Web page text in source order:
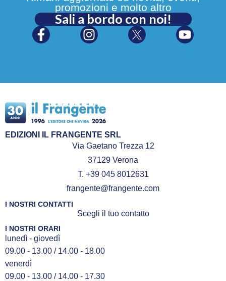
promozioni e molto altro
Sali a bordo con noi!
EDIZIONI IL FRANGENTE SRL
Via Gaetano Trezza 12
37129 Verona
T. +39 045 8012631
frangente@frangente.com
I NOSTRI CONTATTI
Scegli il tuo contatto
I NOSTRI ORARI
lunedì - giovedì
09.00 - 13.00 / 14.00 - 18.00
venerdì
09.00 - 13.00 / 14.00 - 17.30